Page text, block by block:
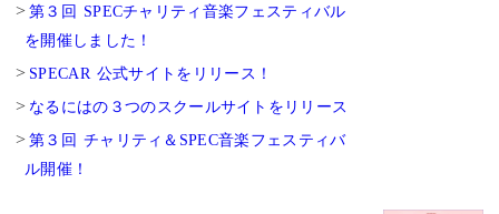
第３回 SPECチャリティ音楽フェスティバル
を開催しました！
SPECAR 公式サイトをリリース！
なるにはの３つのスクールサイトをリリース
第３回 チャリティ＆SPEC音楽フェスティバ
ル開催！